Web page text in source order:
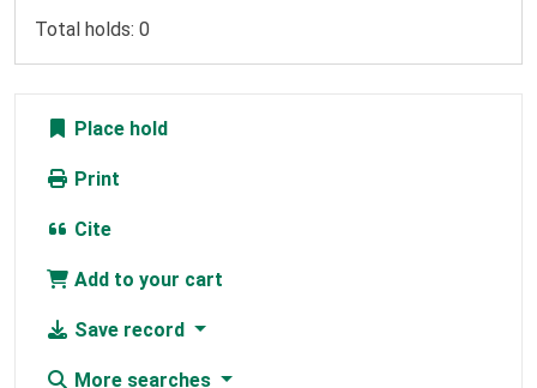
Total holds: 0
Place hold
Print
Cite
Add to your cart
Save record
More searches